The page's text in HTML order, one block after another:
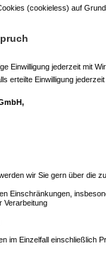
(cookieless) auf
Einwilligung jederzeit mit
erteilte Einwilligung
wir Sie gern über die
Einschränkungen,
Verarbeitung
im Einzelfall einschließlich